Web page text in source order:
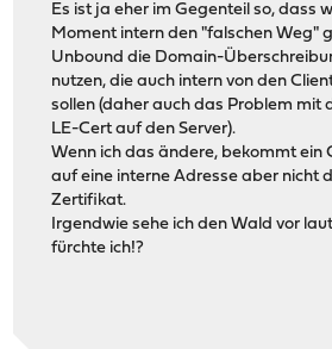
Es ist ja eher im Gegenteil so, dass
Moment intern den "falschen Weg"
Unbound die Domain-
nutzen, die auch intern von den
sollen (daher auch das Problem mit
LE-Cert auf den Server).
Wenn ich das ändere, bekommt ein
auf eine interne Adresse aber nicht
Zertifikat.
Irgendwie sehe ich den Wald vor
fürchte ich!?